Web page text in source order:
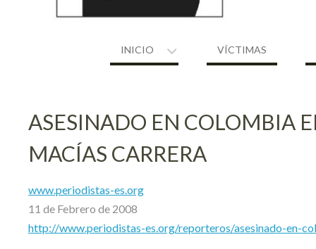
INICIO VÍCTIMAS
ASESINADO EN COLOMBIA
MACÍAS CARRERA
www.periodistas-es.org
11 de Febrero de 2008
http://www.periodistas-es.org/reporteros/asesinado-en-